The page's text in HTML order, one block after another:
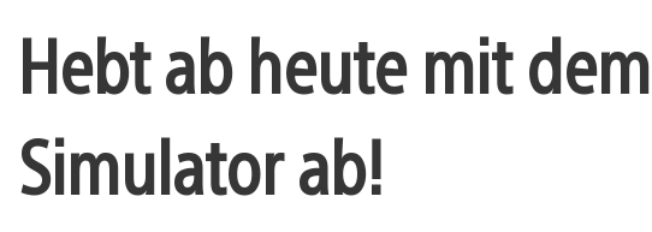
Hebt ab heute mit
Simulator ab!